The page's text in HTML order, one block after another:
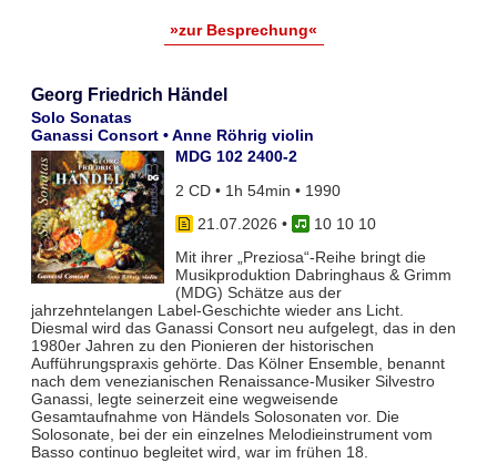
»zur Besprechung«
Georg Friedrich Händel
Solo Sonatas
Ganassi Consort • Anne Röhrig violin
MDG 102 2400-2
2 CD • 1h 54min • 1990
21.07.2026 •
10 10 10
Mit ihrer „Preziosa“-Reihe bringt die
Musikproduktion Dabringhaus & Grimm
(MDG) Schätze aus der
jahrzehntelangen Label-Geschichte wieder ans Licht.
Diesmal wird das Ganassi Consort neu aufgelegt, das in den
1980er Jahren zu den Pionieren der historischen
Aufführungspraxis gehörte. Das Kölner Ensemble, benannt
nach dem venezianischen Renaissance-Musiker Silvestro
Ganassi, legte seinerzeit eine wegweisende
Gesamtaufnahme von Händels Solosonaten vor. Die
Solosonate, bei der ein einzelnes Melodieinstrument vom
Basso continuo begleitet wird, war im frühen 18.